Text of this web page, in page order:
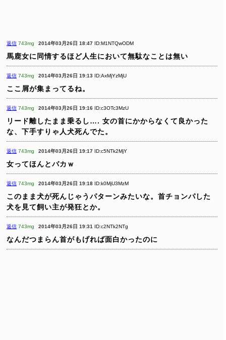
返信 743mg 2014年03月26日 18:47 ID:M1NTQwODM
馬鹿女に同情するほど人生において無駄なことは無い
返信 743mg 2014年03月26日 19:13 ID:AxMjYzMjU
ここ屑が集まってるね。
返信 743mg 2014年03月26日 19:16 ID:c3OTc3MzU
リード離したまま乗るし…. 女の首にかからなくて良かった
な、下手すりゃ人犬死んでた。
返信 743mg 2014年03月26日 19:17 ID:c5NTk2MjY
女ってほんとバカｗ
返信 743mg 2014年03月26日 19:18 ID:k0MjU3MzM
このまま犬が死んじゃうパターンみたいな。首チョンパした
犬を見て飼い主が発狂とか。
返信 743mg 2014年03月26日 19:31 ID:c2NTk2NTg
なんだつまらん首がもげれば面白かったのに